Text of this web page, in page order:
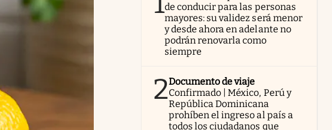
de conducir para las personas
mayores: su validez será menor
y desde ahora en adelante no
podrán renovarla como
siempre
2Documento de viaje
Confirmado | México, Perú y
República Dominicana
prohíben el ingreso al país a
todos los ciudadanos que